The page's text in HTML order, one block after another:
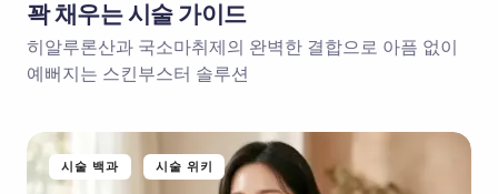
꽉 채우는 시술 가이드
히알루론산과 국소마취제의 완벽한 결합으로 아픔 없이
예뻐지는 스킨부스터 솔루션
시술 백과 시술 위키